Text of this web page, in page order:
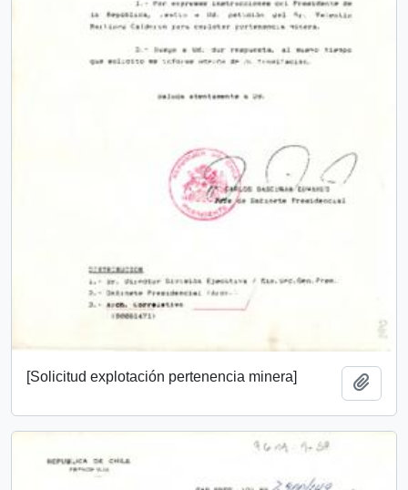
[Solicitud explotación pertenencia minera]